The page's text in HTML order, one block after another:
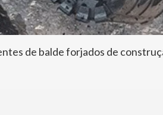
de balde forjados de